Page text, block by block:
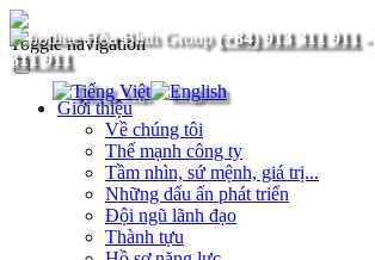
(+84) 913 311 911-
311 911
Toggle navigation
Giới thiệu
Về chúng tôi
Thế mạnh công ty
Tầm nhìn, sứ mệnh, giá trị...
Những dấu ấn phát triển
Đội ngũ lãnh đạo
Thành tựu